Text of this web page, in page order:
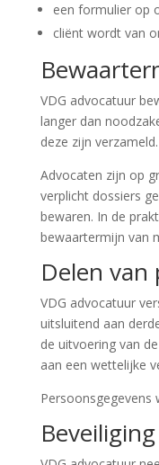
een formulier op
cliënt wordt van
VDG advocatuur
langer dan
deze zijn verzameld.
Advocaten zijn op
verplicht dossiers
bewaren. In de
bewaartermijn van
Delen van
VDG advocatuur
uitsluitend aan
de uitvoering van
aan een wettelijke
Persoonsgegevens